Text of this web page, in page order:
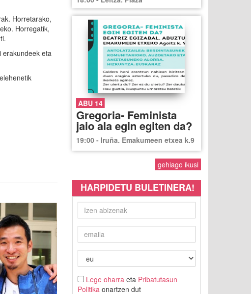
Horretarako,
Horregatik,
erakundeek eta
ABU 14
Gregoria- Feminista
jaio ala egin egiten da?
19:00 - Iruña. Emakumeen etxea k.9
gehiago ikusi
HARPIDETU BULETINERA!
Lege oharraeta Pribatutasun
Politikaonartzen dut